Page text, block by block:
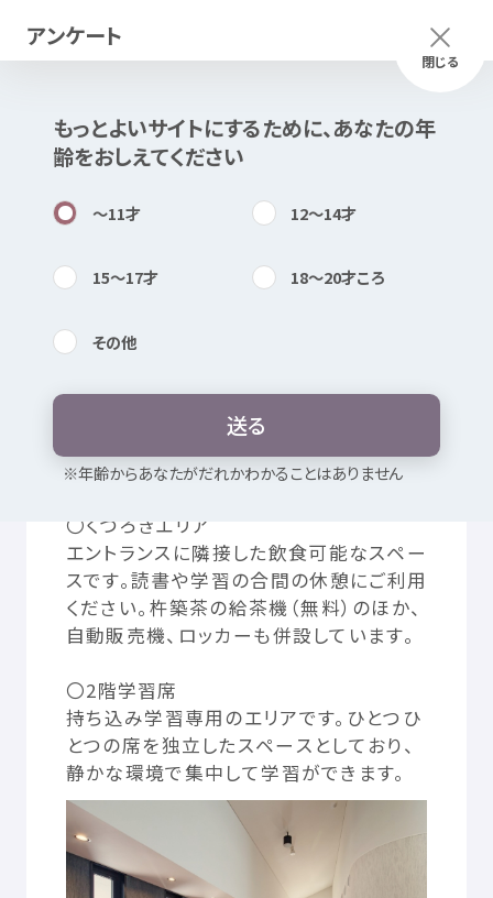
内検索
お気に入り
つかいかた サイトについて
気持ちをはきだす サイト内検索
気に入り お知らせ
利用規約 寄付のお 願い
プライバシーポリシー 認定
ふりがな つかいかた メニュー
閉じる
アンケート
もっとよいサイトにするために、あなたの年
齢をおしえてください
〜11才 12〜14才
15〜17才 18〜20才ころ
その他
送る
※年齢からあなたがだれかわかることはありません
このページは公開情報をもとに
Mexで作成
杵築市立図書館本館
どんなところ？
〇くつろぎエリア
エントランスに隣接 した飲食可能なスペー
スです。読書や学習 の合間の休憩にご利用
ください。 杵築茶の給茶機 （無料）のほか、
自動販売機、ロッカーも併設 しています。
〇2階学習席
持ち込み学習専用 のエリアです。ひとつひ
とつの席を独立 したスペースとしており、
静かな環境で 集中 して学習ができます。